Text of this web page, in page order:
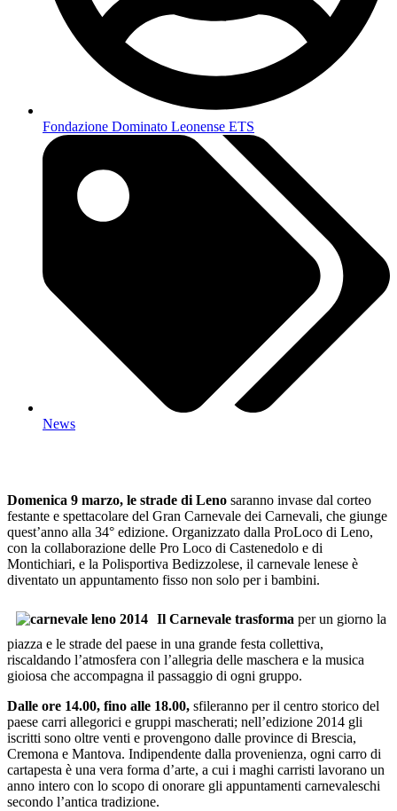
Fondazione Dominato Leonense ETS
News
Domenica 9 marzo, le strade di Leno saranno invase dal corteo
festante e spettacolare del Gran Carnevale dei Carnevali, che giunge
quest’anno alla 34° edizione. Organizzato dalla ProLoco di Leno,
con la collaborazione delle Pro Loco di Castenedolo e di
Montichiari, e la Polisportiva Bedizzolese, il carnevale lenese è
diventato un appuntamento fisso non solo per i bambini.
Il Carnevale trasforma per un giorno la
piazza e le strade del paese in una grande festa collettiva,
riscaldando l’atmosfera con l’allegria delle maschera e la musica
gioiosa che accompagna il passaggio di ogni gruppo.
Dalle ore 14.00, fino alle 18.00, sfileranno per il centro storico del
paese carri allegorici e gruppi mascherati; nell’edizione 2014 gli
iscritti sono oltre venti e provengono dalle province di Brescia,
Cremona e Mantova. Indipendente dalla provenienza, ogni carro di
cartapesta è una vera forma d’arte, a cui i maghi carristi lavorano un
anno intero con lo scopo di onorare gli appuntamenti carnevaleschi
secondo l’antica tradizione.